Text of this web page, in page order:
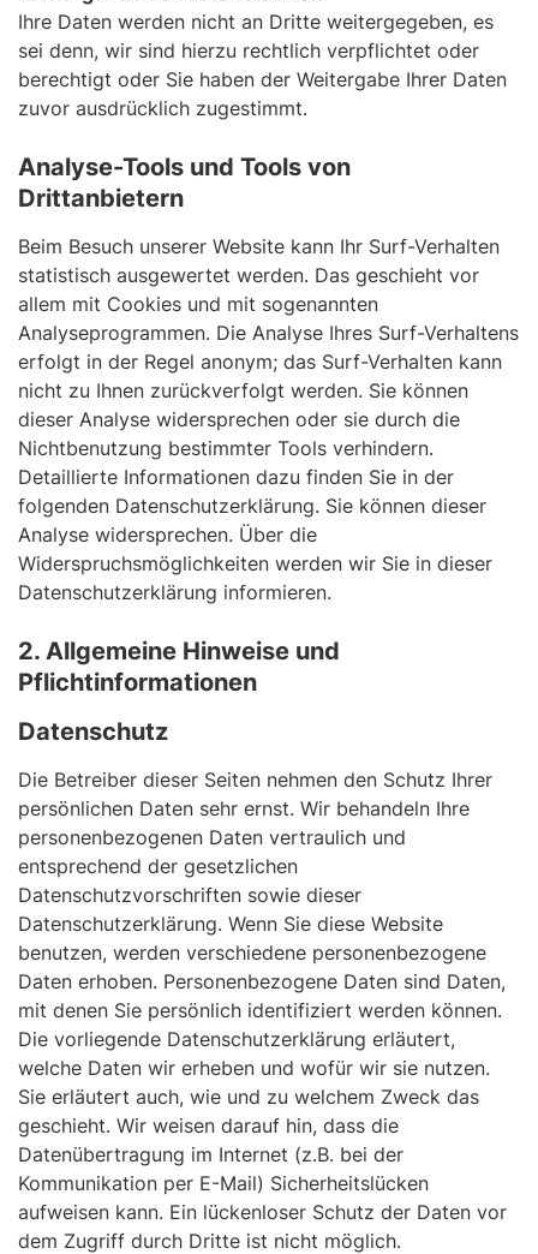
Ihre Daten werden nicht an Dritte weitergegeben, es
sei denn, wir sind hierzu rechtlich verpflichtet oder
berechtigt oder Sie haben der Weitergabe Ihrer Daten
zuvor ausdrücklich zugestimmt.
Analyse-Tools und Tools von
Drittanbietern
Beim Besuch unserer Website kann Ihr Surf-Verhalten
statistisch ausgewertet werden. Das geschieht vor
allem mit Cookies und mit sogenannten
Analyseprogrammen. Die Analyse Ihres Surf-Verhaltens
erfolgt in der Regel anonym; das Surf-Verhalten kann
nicht zu Ihnen zurückverfolgt werden. Sie können
dieser Analyse widersprechen oder sie durch die
Nichtbenutzung bestimmter Tools verhindern.
Detaillierte Informationen dazu finden Sie in der
folgenden Datenschutzerklärung. Sie können dieser
Analyse widersprechen. Über die
Widerspruchsmöglichkeiten werden wir Sie in dieser
Datenschutzerklärung informieren.
2. Allgemeine Hinweise und
Pflichtinformationen
Datenschutz
Die Betreiber dieser Seiten nehmen den Schutz Ihrer
persönlichen Daten sehr ernst. Wir behandeln Ihre
personenbezogenen Daten vertraulich und
entsprechend der gesetzlichen
Datenschutzvorschriften sowie dieser
Datenschutzerklärung. Wenn Sie diese Website
benutzen, werden verschiedene personenbezogene
Daten erhoben. Personenbezogene Daten sind Daten,
mit denen Sie persönlich identifiziert werden können.
Die vorliegende Datenschutzerklärung erläutert,
welche Daten wir erheben und wofür wir sie nutzen.
Sie erläutert auch, wie und zu welchem Zweck das
geschieht. Wir weisen darauf hin, dass die
Datenübertragung im Internet (z.B. bei der
Kommunikation per E-Mail) Sicherheitslücken
aufweisen kann. Ein lückenloser Schutz der Daten vor
dem Zugriff durch Dritte ist nicht möglich.